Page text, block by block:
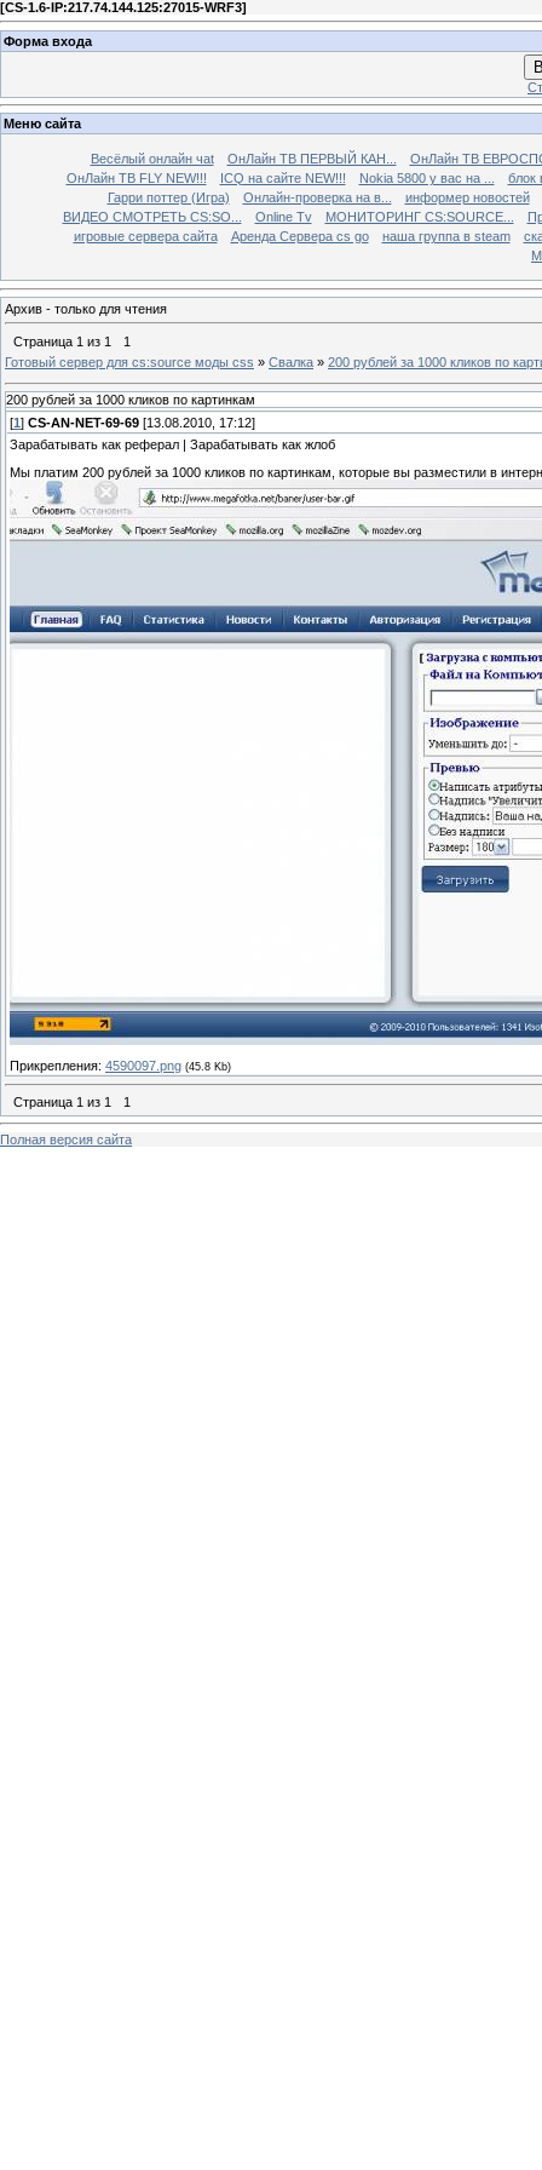
[CS-1.6-IP:217.74.144.125:27015-WRF3]
Форма входа
Меню сайта
Весёлый онлайн чаt ОнЛайн ТВ ПЕРВЫЙ КАН...
ОнЛайн ТВ
ОнЛайн ТВ FLY NEW!!!
ICQ на сайте NEW!!! Nokia 5800 у вас на ...
блок
Гарри поттер (Игра)
Онлайн-проверка на в...
информер новостей
ВИДЕО СМОТРЕТЬ CS:SO...
Online Tv МОНИТОРИНГ CS:SOURCE...
игровые сервера сайта
Аренда Сервера cs go наша группа в steam
Архив - только для чтения
Страница 1 из 1
1
Готовый сервер для cs:source моды css » Свалка » 200 рублей за 1000 кликов по
200 рублей за 1000 кликов по картинкам
[1 ] CS-AN-NET-69-69 [13.08.2010, 17:12]
Зарабатывать как реферал | Зарабатывать как жлоб
Мы платим 200 рублей за 1000 кликов по картинкам, которые вы разместили в
Прикрепления: 4590097.png (45.8 Kb)
Страница 1 из 1 1
Полная версия сайта